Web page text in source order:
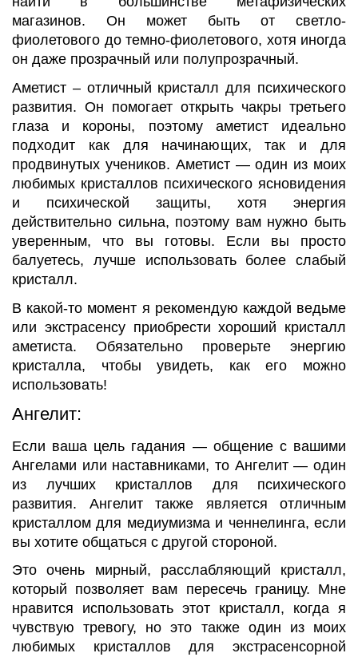
магазинов. Он может быть от светло-
фиолетового до темно-фиолетового, хотя иногда
он даже прозрачный или полупрозрачный.
Аметист – отличный кристалл для психического
развития. Он помогает открыть чакры третьего
глаза и короны, поэтому аметист идеально
подходит как для начинающих, так и для
продвинутых учеников. Аметист — один из моих
любимых кристаллов психического ясновидения
и психической защиты, хотя энергия
действительно сильна, поэтому вам нужно быть
уверенным, что вы готовы. Если вы просто
балуетесь, лучше использовать более слабый
кристалл.
В какой-то момент я рекомендую каждой ведьме
или экстрасенсу приобрести хороший кристалл
аметиста. Обязательно проверьте энергию
кристалла, чтобы увидеть, как его можно
использовать!
Ангелит:
Если ваша цель гадания — общение с вашими
Ангелами или наставниками, то Ангелит — один
из лучших кристаллов для психического
развития. Ангелит также является отличным
кристаллом для медиумизма и ченнелинга, если
вы хотите общаться с другой стороной.
Это очень мирный, расслабляющий кристалл,
который позволяет вам пересечь границу. Мне
нравится использовать этот кристалл, когда я
чувствую тревогу, но это также один из моих
любимых кристаллов для экстрасенсорной